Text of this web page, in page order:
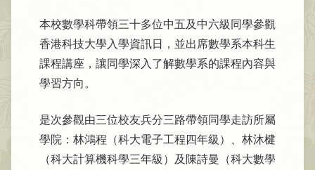
本校數學科帶領三十多位中五及中六級同學參觀
香港科技大學入學資訊日，並出席數學系本科生
課程講座，讓同學深入了解數學系的課程內容與
學習方向。
是次參觀由三位校友兵分三路帶領同學走訪所屬
學院：林鴻程（科大電子工程四年級）、林沐楗
（科大計算機科學三年級）及陳詩曼（科大數學